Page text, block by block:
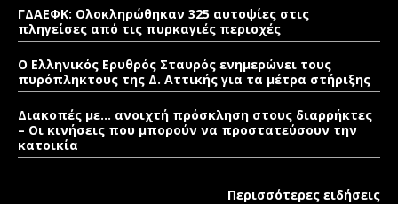
ΓΔΑΕΦΚ: Ολοκληρώθηκαν 325 αυτοψίες στις
πληγείσες από τις πυρκαγιές περιοχές
Ο Ελληνικός Ερυθρός Σταυρός ενημερώνει τους
πυρόπληκτους της Δ. Αττικής για τα μέτρα στήριξης
Διακοπές με… ανοιχτή πρόσκληση στους διαρρήκτες
– Οι κινήσεις που μπορούν να προστατεύσουν την
κατοικία
Περισσότερες ειδήσεις